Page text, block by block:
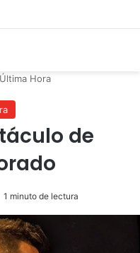
Última Hora
de
1 minuto de lectura